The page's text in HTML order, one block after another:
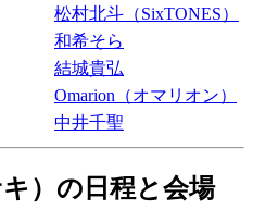
松村北斗（SixTONES）
和希そら
結城貴弘
Omarion（オマリオン）
中井千聖
）の日程と会場